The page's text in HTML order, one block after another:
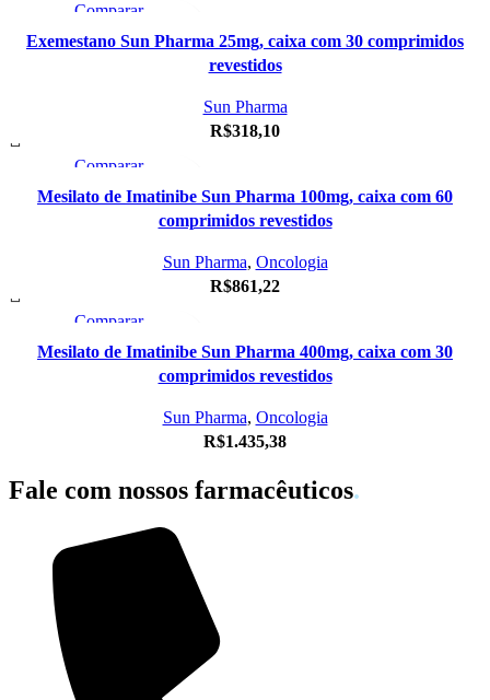
Comparar
Visualização Rápida
Exemestano Sun Pharma 25mg, caixa com 30 comprimidos
revestidos
Sun Pharma
R$318,10
Comparar
Visualização Rápida
Adicionar à Lista de Desejos
Mesilato de Imatinibe Sun Pharma 100mg, caixa com 60
comprimidos revestidos
Sun Pharma, Oncologia
R$861,22
Comparar
Visualização Rápida
Adicionar à Lista de Desejos
Mesilato de Imatinibe Sun Pharma 400mg, caixa com 30
comprimidos revestidos
Sun Pharma, Oncologia
R$1.435,38
Fale com nossos farmacêuticos.